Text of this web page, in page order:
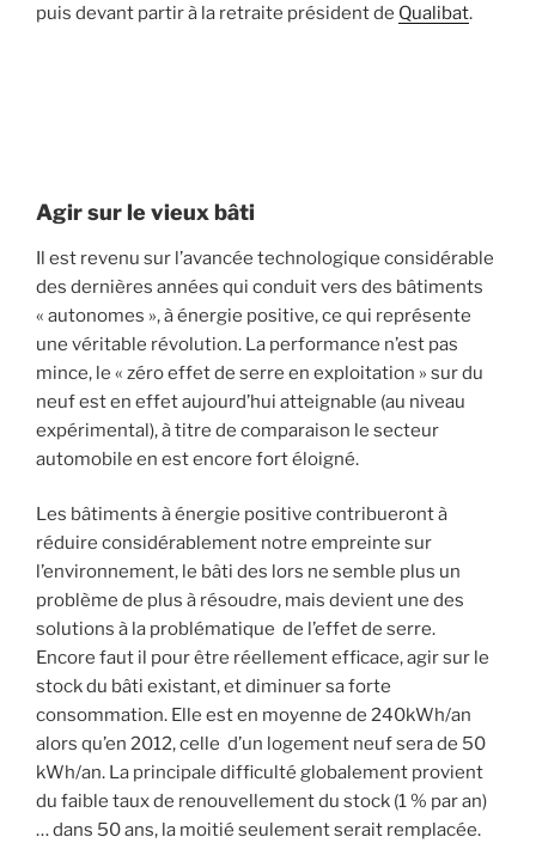
puis devant partir à la retraite président de Qualibat.
Agir sur le vieux bâti
Il est revenu sur l’avancée technologique considérable
des dernières années qui conduit vers des bâtiments
« autonomes », à énergie positive, ce qui représente
une véritable révolution. La performance n’est pas
mince, le « zéro effet de serre en exploitation » sur du
neuf est en effet aujourd’hui atteignable (au niveau
expérimental), à titre de comparaison le secteur
automobile en est encore fort éloigné.
Les bâtiments à énergie positive contribueront à
réduire considérablement notre empreinte sur
l’environnement, le bâti des lors ne semble plus un
problème de plus à résoudre, mais devient une des
solutions à la problématique de l’effet de serre.
Encore faut il pour être réellement efficace, agir sur le
stock du bâti existant, et diminuer sa forte
consommation. Elle est en moyenne de 240kWh/an
alors qu’en 2012, celle d’un logement neuf sera de 50
kWh/an. La principale difficulté globalement provient
du faible taux de renouvellement du stock (1 % par an)
… dans 50 ans, la moitié seulement serait remplacée.